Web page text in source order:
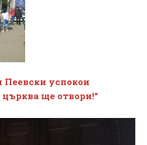
успокои
ще отвори!“